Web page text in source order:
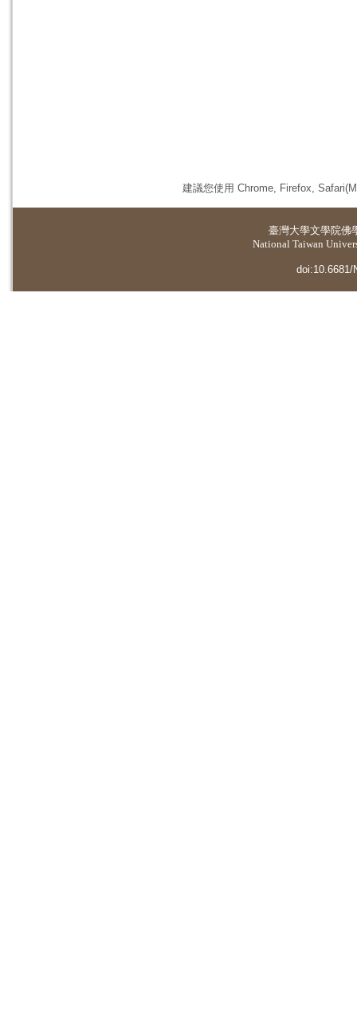
建議您使用 Chrome, Firefox,
臺灣大學文學院佛
National Taiwan
doi:10.6681/